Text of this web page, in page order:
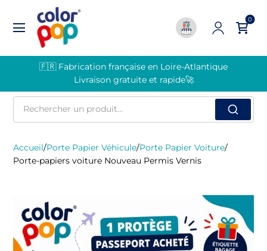
0
🇫🇷 Fabrication française en Loire-Atlantique
Livraison gratuite et rapide🚀
Rechercher
produit
Accueil/Porte Papier Véhicule/Porte Papier Voiture/
Porte-papiers voiture Nouveau Permis Vernis